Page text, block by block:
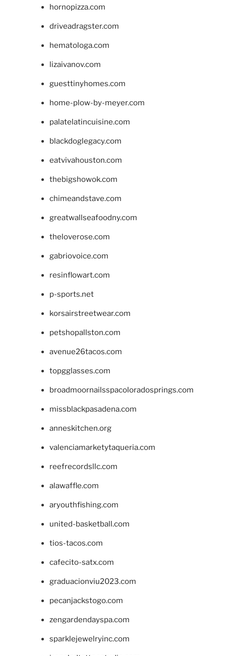
hornopizza.com
driveadragster.com
hematologa.com
lizaivanov.com
guesttinyhomes.com
home-plow-by-meyer.com
palatelatincuisine.com
blackdoglegacy.com
eatvivahouston.com
thebigshowok.com
chimeandstave.com
greatwallseafoodny.com
theloverose.com
gabriovoice.com
resinflowart.com
p-sports.net
korsairstreetwear.com
petshopallston.com
avenue26tacos.com
topgglasses.com
broadmoornailsspacoloradosprings.com
missblackpasadena.com
anneskitchen.org
valenciamarketytaqueria.com
reefrecordsllc.com
alawaffle.com
aryouthfishing.com
united-basketball.com
tios-tacos.com
cafecito-satx.com
graduacionviu2023.com
pecanjackstogo.com
zengardendayspa.com
sparklejewelryinc.com